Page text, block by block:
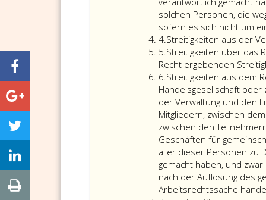
solchen Personen, die
sofern es sich nicht um
4.Ziffer
4
Streitigkeiten aus der
5.Ziffer
5
Streitigkeiten über das
Recht ergebenden
6.Ziffer
6
Streitigkeiten aus dem
Handelsgesellschaft
der Verwaltung und den
Mitgliedern, zwischen
zwischen den
Geschäften für
aller dieser Personen zu
gemacht haben, und
nach der Auflösung des
Arbeitsrechtssache